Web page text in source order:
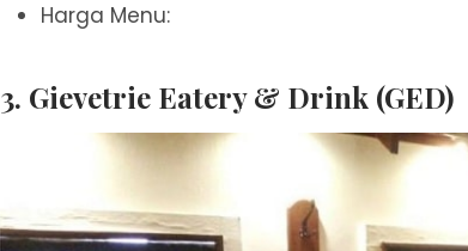
Harga Menu:
3. Gievetrie Eatery & Drink (GED)